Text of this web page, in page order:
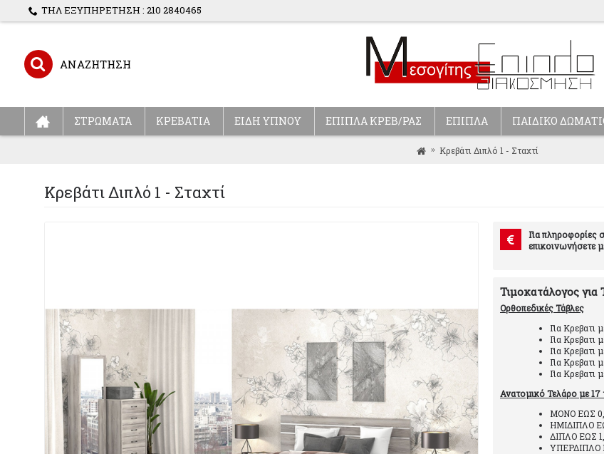
ΤΗΛ ΕΞΥΠΗΡΕΤΗΣΗ : 210 2840465
ΣΤΡΩΜΑΤΑ ΚΡΕΒΑΤΙΑ ΕΙΔΗ ΥΠΝΟΥ ΕΠΙΠΛΑ ΚΡΕΒ/ΡΑΣ ΕΠΙΠΛΑ ΠΑΙΔΙΚΟ
Κρεβάτι Διπλό 1 - Σταχτί
Κρεβάτι Διπλό 1 - Σταχτί
Για πληροφορίες
επικοινωνήσετε
Τιμοκατάλογος για
Ορθοπεδικές Τάβλες
Για Κρεβατι
Για Κρεβατι
Για Κρεβατι
Για Κρεβατι
Για Κρεβατι
Ανατομικό Τελάρο με 17
ΜΟΝΟ ΕΩΣ
ΗΜΙΔΙΠΛΟ
ΔΙΠΛΟ
ΥΠΕΡΔΙΠΛΟ